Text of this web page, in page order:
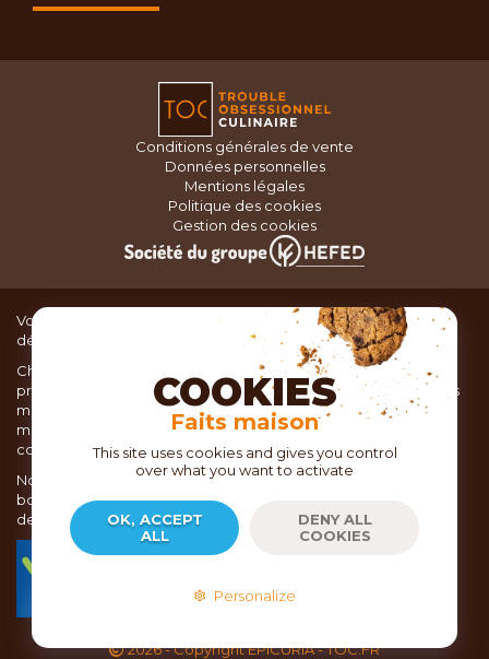
Conditions générales de vente
Données personnelles
Mentions légales
Politique des cookies
Gestion des cookies
Vous recherchez du matériel de cuisine pour concocter de
délicieux plats ou des pâtisseries dignes d’un grand chef ?
Chez TOC, boutique d’ustensiles de cuisine, nous vous
proposons une large sélection de produits issus des meilleures
marques de matériel de cuisine: Ustensiles de pâtisserie,
matériel de cuisson, service de table, ustensiles de cuisine,
coutellerie, set picnic.
Nous vous réservons un accueil chaleureux au sein de nos 21
boutiques, mais vous trouverez également tout votre matériel
de cuisine en ligne sur notre site internet toc.fr
commerce et de la vente à distance depuis 2018.
2026- Copyright EPICURIA - TOC.FR
COOKIES
Faits maison
This site uses cookies and gives you control
over what you want to activate
OK, ACCEPT
ALL
DENY ALL
COOKIES
Personalize